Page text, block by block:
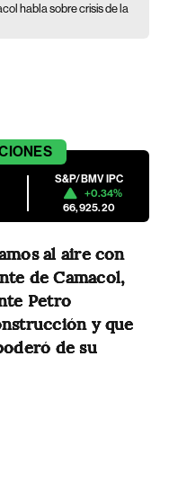
habla sobre crisis de la
S&P/BMV IPC
+0.34%
66,925.20
al aire con
de Camacol,
Petro
y que
de su